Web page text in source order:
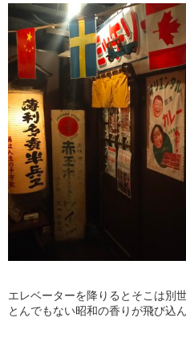
エレベーターを降りるとそこは別世
とんでもない昭和の香りが飛び込